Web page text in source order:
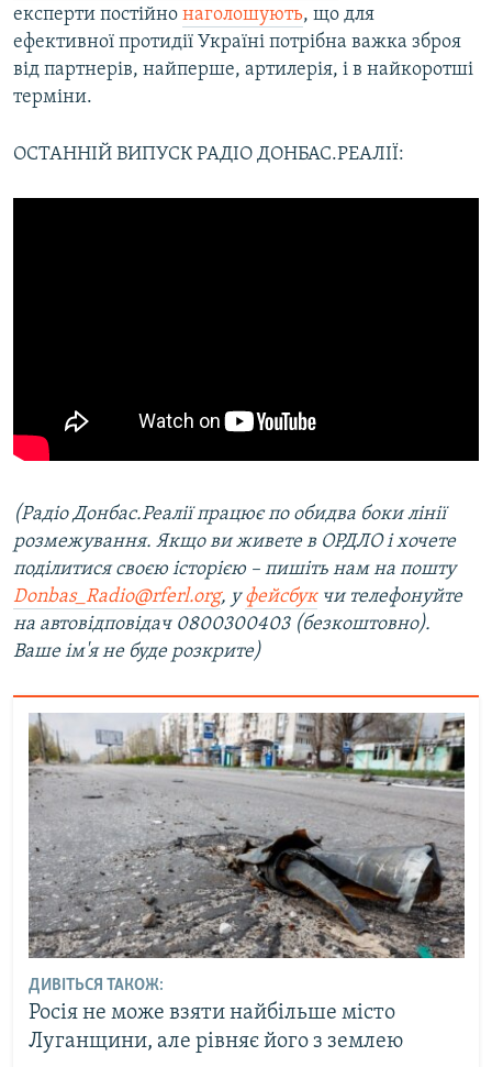
експерти постійно наголошують, що для
ефективної протидії Україні потрібна важка зброя
від партнерів, найперше, артилерія, і в найкоротші
терміни.
ОСТАННІЙ ВИПУСК РАДІО ДОНБАС.РЕАЛІЇ:
(Радіо Донбас.Реалії працює по обидва боки лінії
розмежування. Якщо ви живете в ОРДЛО і хочете
поділитися своєю історією – пишіть нам на пошту
Donbas_Radio@rferl.org, уфейсбукчи телефонуйте
на автовідповідач 0800300403 (безкоштовно).
Ваше ім'я не буде розкрите)
ДИВІТЬСЯ ТАКОЖ:
Росія не може взяти найбільше місто
Луганщини, але рівняє його з землею